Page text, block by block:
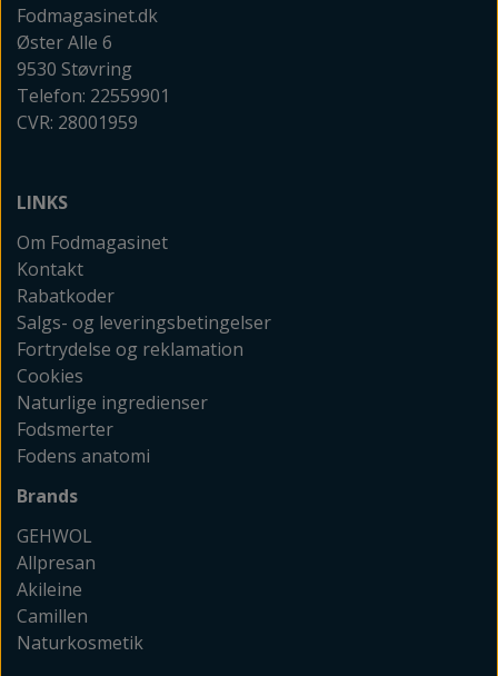
Fodmagasinet.dk
Øster Alle 6
9530 Støvring
Telefon: 22559901
CVR: 28001959
LINKS
Om Fodmagasinet
Kontakt
Rabatkoder
Salgs- og leveringsbetingelser
Fortrydelse og reklamation
Cookies
Naturlige ingredienser
Fodsmerter
Fodens anatomi
Brands
GEHWOL
Allpresan
Akileine
Camillen
Naturkosmetik